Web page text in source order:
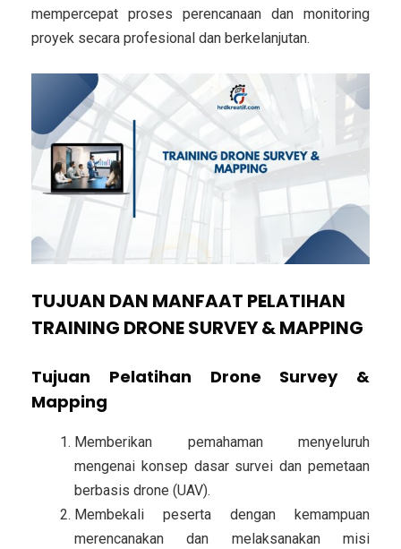
mempercepat proses perencanaan dan monitoring
proyek secara profesional dan berkelanjutan.
TUJUAN DAN MANFAAT PELATIHAN
TRAINING DRONE SURVEY & MAPPING
Tujuan Pelatihan Drone Survey &
Mapping
Memberikan pemahaman menyeluruh
mengenai konsep dasar survei dan pemetaan
berbasis drone (UAV).
Membekali peserta dengan kemampuan
merencanakan dan melaksanakan misi